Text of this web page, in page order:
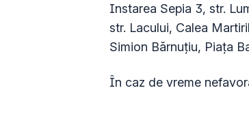
Instarea Sepia 3, str.
str. Lacului, Calea
Simion Bărnuțiu, Piața
În caz de vreme